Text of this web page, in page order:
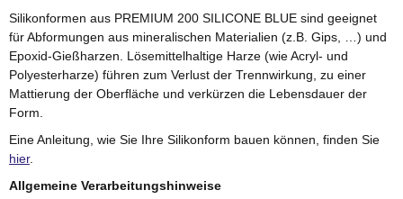
Silikonformen aus PREMIUM 200 SILICONE BLUE sind geeignet
für Abformungen aus mineralischen Materialien (z.B. Gips, …) und
Epoxid-Gießharzen. Lösemittelhaltige Harze (wie Acryl- und
Polyesterharze) führen zum Verlust der Trennwirkung, zu einer
Mattierung der Oberfläche und verkürzen die Lebensdauer der
Form.
Eine Anleitung, wie Sie Ihre Silikonform bauen können, finden Sie
hier.
Allgemeine Verarbeitungshinweise